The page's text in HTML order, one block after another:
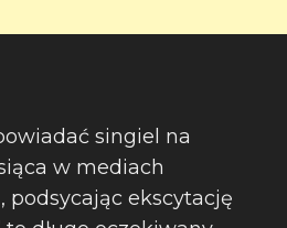
singiel na
w mediach
podsycając ekscytację